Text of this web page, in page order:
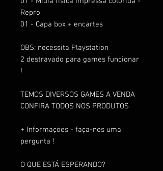
Repro
01 - Capa box + encartes
OBS: necessita Playstation
2 destravado para games funcionar
!
TEMOS DIVERSOS GAMES A VENDA
CONFIRA TODOS NOS PRODUTOS
+ Informações - faça-nos uma
pergunta !
O QUE ESTÁ ESPERANDO?